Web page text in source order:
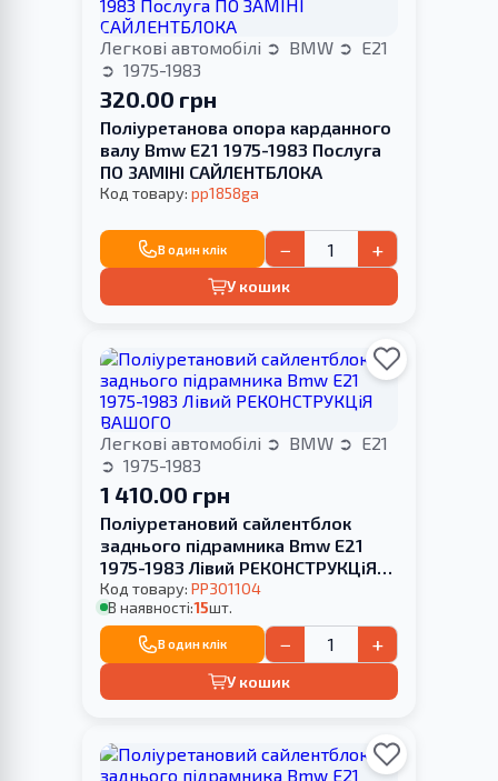
Легкові автомобілі BMW
E21
1975-1983
320.00 грн
Поліуретанова опора карданного
валу Bmw E21 1975-1983 Послуга
ПО ЗАМІНІ САЙЛЕНТБЛОКА
Код товару: pp1858ga
В один клік − +
У кошик
Легкові автомобілі BMW
E21
1975-1983
1 410.00 грн
Поліуретановий сайлентблок
заднього підрамника Bmw E21
1975-1983 Лівий РЕКОНСТРУКЦіЯ
ВАШОГО
Код товару: PP301104
В наявності:15шт.
В один клік − +
У кошик